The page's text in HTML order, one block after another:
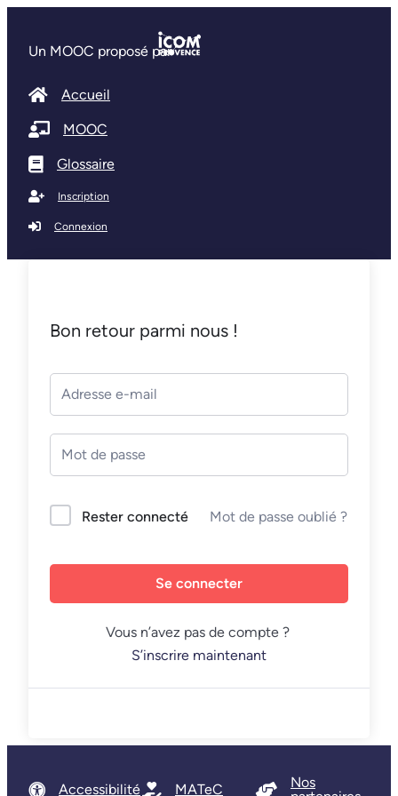
Un MOOC proposé par
Accueil
MOOC
Glossaire
Inscription
Connexion
Bon retour parmi nous !
Rester connecté Mot de passe oublié ?
Se connecter
Vous n’avez pas de compte ?
S’inscrire maintenant
Accessibilité MATeC
Nos